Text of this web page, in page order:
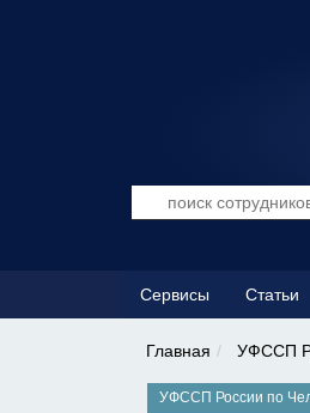
Сервисы Статьи
Главная УФССП
УФССП России по